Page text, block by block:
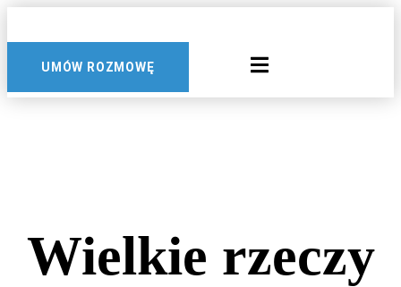
treści
UMÓW ROZMOWĘ
Wielkie rzeczy